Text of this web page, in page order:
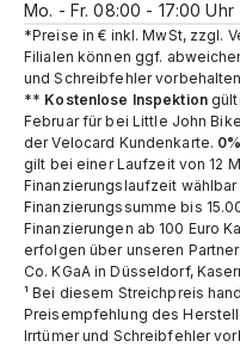
Mo. - Fr. 08:00 - 17:00 Uhr
*Preise in € inkl. MwSt, zzgl.
Filialen können ggf.
und Schreibfehler
** Kostenlose Inspektion
Februar für bei Little John
der Velocard Kundenkarte.
gilt bei einer Laufzeit von 12
Finanzierungslaufzeit
Finanzierungssumme bis
Finanzierungen ab 100 Euro
erfolgen über unseren
Co. KGaA in Düsseldorf,
¹ Bei diesem Streichpreis
Preisempfehlung des
Irrtümer und Schreibfehler